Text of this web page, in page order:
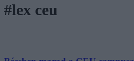
#lex ceu